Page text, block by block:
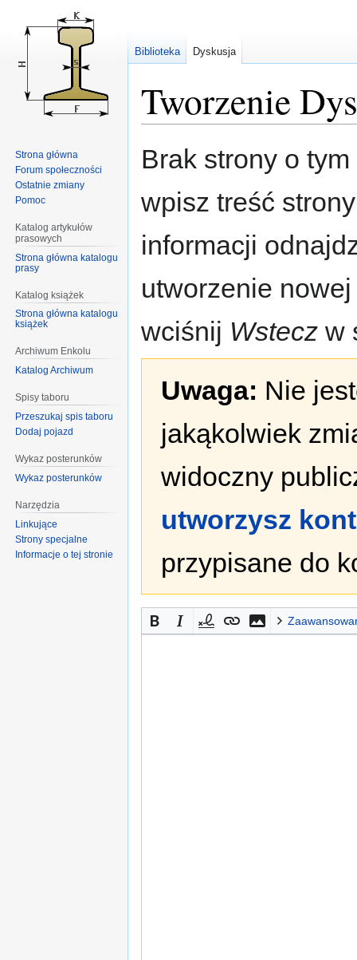
Tworzenie
do
do
Brak strony o
wpisz treść
informacji
utworzenie
wciśnij Wstecz w
Uwaga: Nie
jakąkolwiek
widoczny
utworzysz
przypisane do
Biblioteka Dyskusja
Strona główna
Forum społeczności
Ostatnie zmiany
Pomoc
Katalog artykułów
prasowych
Strona główna katalogu
prasy
Katalog książek
Strona główna katalogu
książek
Archiwum Enkolu
Katalog Archiwum
Spisy taboru
Przeszukaj spis taboru
Dodaj pojazd
Wykaz posterunków
Wykaz posterunków
Narzędzia
Linkujące
Strony specjalne
Informacje o tej stronie